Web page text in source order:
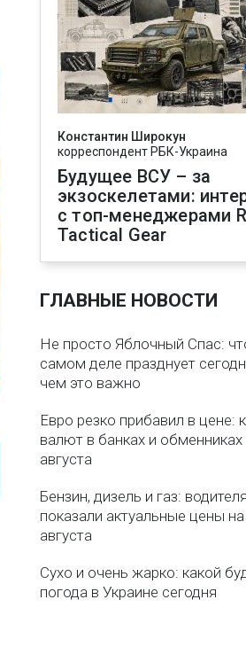
Константин Широкун
корреспондент РБК-Украина
Будущее ВСУ – за
экзоскелетами:
с топ-менеджерами
Tactical Gear
ГЛАВНЫЕ НОВОСТИ
Не просто Яблочный Спас:
самом деле празднует
чем это важно
Евро резко прибавил в цене:
валют в банках и обменниках
августа
Бензин, дизель и газ:
показали актуальные цены
августа
Сухо и очень жарко: какой
погода в Украине сегодня